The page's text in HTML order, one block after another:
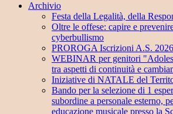
Archivio
Festa della Legalità, della
Oltre le offese: capire e
cyberbullismo
PROROGA Iscrizioni A.S.
WEBINAR per genitori
tra aspetti di continuità e
Iniziative di NATALE del
Bando per la selezione di 1
subordine a personale esterno,
educazione musicale presso la